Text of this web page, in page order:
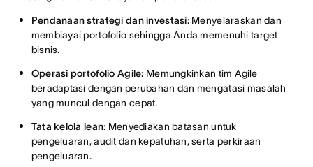
Pendanaan strategi dan investasi: Menyelaraskan dan
membiayai portofolio sehingga Anda memenuhi target
bisnis.
Operasi portofolio Agile: Memungkinkan tim Agile
beradaptasi dengan perubahan dan mengatasi masalah
yang muncul dengan cepat.
Tata kelola lean: Menyediakan batasan untuk
pengeluaran, audit dan kepatuhan, serta perkiraan
pengeluaran.